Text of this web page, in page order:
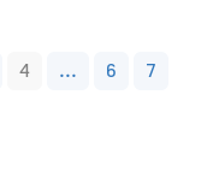
4 ... 6
7